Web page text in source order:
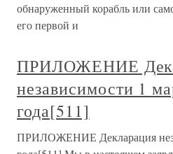
обнаруженный корабль или
его первой и
ПРИЛОЖЕНИЕ
независимости 1
года[511]
ПРИЛОЖЕНИЕ Декларация